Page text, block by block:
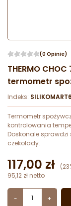
(0 Opinie)
THERMO
termometr
Indeks:
Termometr
kontrolowania
Doskonale
czekolady.
117,00 zł
95,12 zł netto
- +